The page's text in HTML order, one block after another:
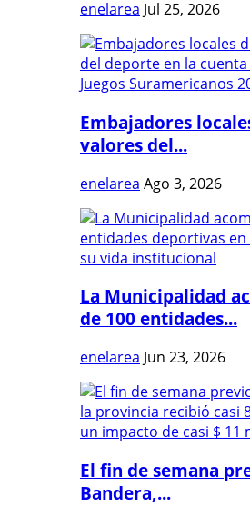
enelarea Jul 25, 2026
Embajadores
valores del...
enelarea Ago 3, 2026
La Municipalidad
de 100 entidades...
enelarea Jun 23, 2026
El fin de semana
Bandera,...